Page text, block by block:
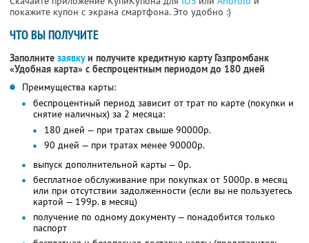
покажите купон с экрана смартфона. Это удобно :)
ЧТО ВЫ ПОЛУЧИТЕ
Заполните заявкуи получите кредитную карту Газпромбанк
«Удобная карта» с беспроцентным периодом до 180 дней
Преимущества карты:
беспроцентный период зависит от трат по карте (покупки и
снятие наличных) за 2 месяца:
180 дней — при тратах свыше 90000р.
90 дней — при тратах менее 90000р.
выпуск дополнительной карты — 0р.
бесплатное обслуживание при покупках от 5000р. в месяц
или при отсутствии задолженности (если вы не пользуетесь
картой — 199р. в месяц)
получение по одному документу — понадобится только
паспорт